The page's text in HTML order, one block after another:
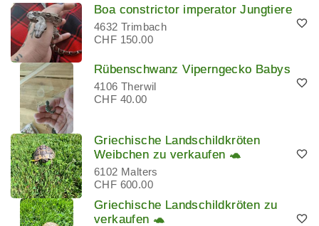
Boa constrictor imperator Jungtiere
4632 Trimbach
CHF 150.00
Rübenschwanz Viperngecko Babys
4106 Therwil
CHF 40.00
Griechische Landschildkröten
Weibchen zu verkaufen 🐢
6102 Malters
CHF 600.00
Griechische Landschildkröten zu
verkaufen 🐢